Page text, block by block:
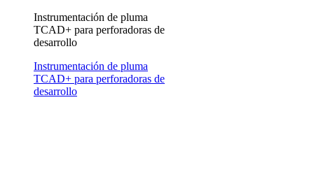
Instrumentación de pluma
TCAD+ para perforadoras de
desarrollo
Instrumentación de pluma
TCAD+ para perforadoras de
desarrollo